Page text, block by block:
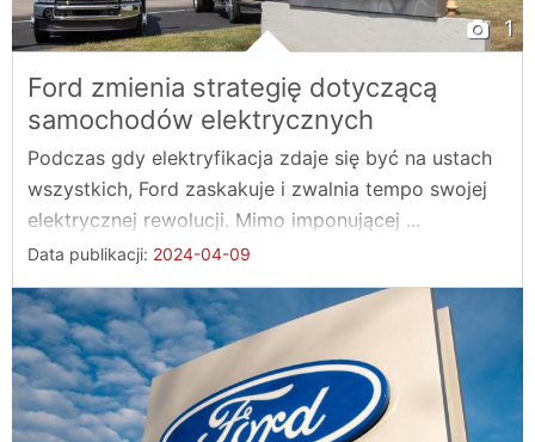
1
Ford zmienia strategię dotyczącą
samochodów elektrycznych
Podczas gdy elektryfikacja zdaje się być na ustach
wszystkich, Ford zaskakuje i zwalnia tempo swojej
elektrycznej rewolucji. Mimo imponującej ...
Data publikacji: 2024-04-09